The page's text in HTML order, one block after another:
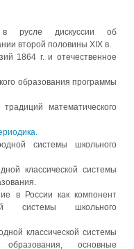
в русле дискуссии об
второй половины XIX в.
1864 г. и отечественное
образования программы
математического
системы школьного
классической системы
в России как компонент
системы школьного
классической системы
образования, основные